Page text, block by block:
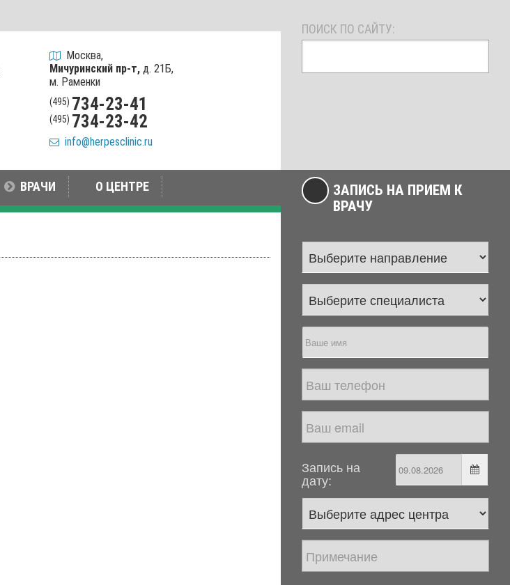
Москва,
Мичуринский пр-т, д. 21Б,
м. Раменки
(495) 734-23-41
(495) 734-23-42
info@herpesclinic.ru
ПОИСК ПО САЙТУ:
ВРАЧИ О ЦЕНТРЕ
ЗАПИСЬ НА ПРИЕМ К
ВРАЧУ
Запись на
дату: